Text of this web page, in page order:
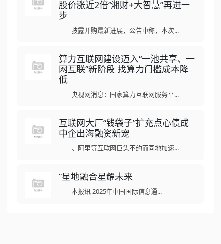
股价涨近2倍“湘财+大智慧”再进一
步
披露并购最新进展，公告中称，本次...
算力互联网建设迈入“一池共享、一
网互联”新阶段 找算力门槛成本降
低
央视网消息：国家算力互联网服务平...
互联网大厂“钱袋子”扩充点心债成
中企出海融资新宠
、阿里等互联网巨头不约而同地加速...
“星地融合星耀未来
本报讯 2025年中国国际信息通...